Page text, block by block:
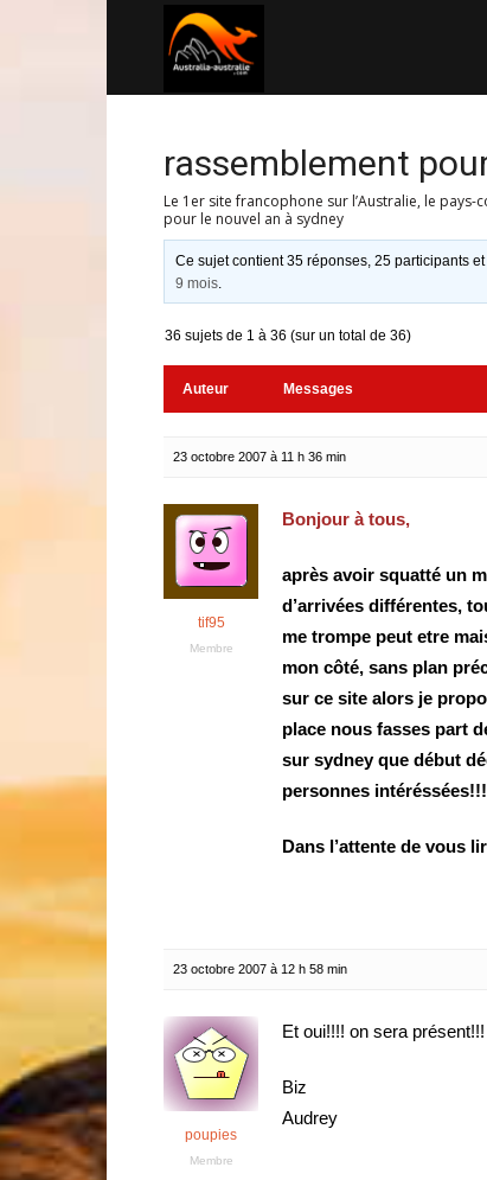
rassemblement
Le 1er site francophone sur l’Australie, le pays-
pour le nouvel an à sydney
Ce sujet contient 35 réponses, 25 participants
9 mois.
36 sujets de 1 à 36 (sur un total de 36)
Auteur Messages
23 octobre 2007 à 11 h 36 min
tif95
Membre
Bonjour à tous,
après avoir squatté un
d’arrivées différentes,
me trompe peut etre
mon côté, sans plan
sur ce site alors je
place nous fasses part
sur sydney que début
personnes intéréssées!!!
Dans l’attente de vous
23 octobre 2007 à 12 h 58 min
poupies
Membre
Et oui!!!! on sera
Biz
Audrey